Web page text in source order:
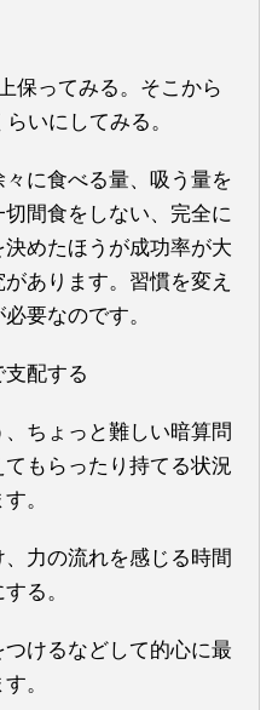
保ってみる。そこから
いにしてみる。
に食べる量、吸う量を
間食をしない、完全に
めたほうが成功率が大
あります。習慣を変え
要なのです。
支配する
ちょっと難しい暗算問
もらったり持てる状況
。
、力の流れを感じる時間
る。
けるなどして的心に最
。